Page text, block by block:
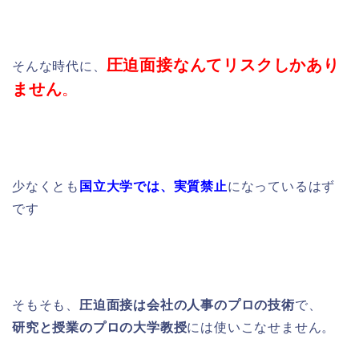
そんな時代に、 圧迫面接なんてリスクしかあり
ません。
少なくとも 国立大学では、実質禁止になっているはず
です
そもそも、 圧迫面接は会社の人事のプロの技術で、
研究と授業のプロの大学教授には使いこなせません。